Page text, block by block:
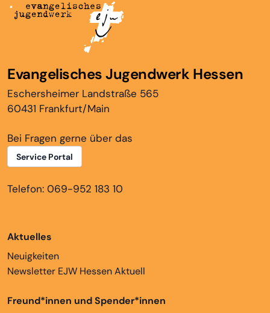
Evangelisches Jugendwerk Hessen
Eschersheimer Landstraße 565
60431 Frankfurt/Main
Bei Fragen gerne über das
Service Portal
Telefon: 069-952 183 10
Aktuelles
Neuigkeiten
Newsletter EJW Hessen Aktuell
Freund*innen und Spender*innen